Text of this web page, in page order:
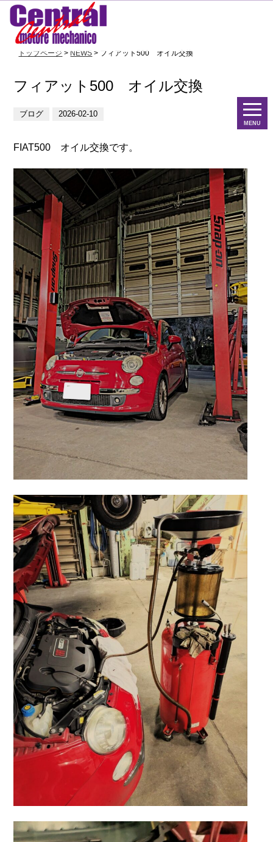
MENU
トップページ > NEWS > フィアット500 オイル交換
フィアット500 オイル交換
ブログ 2026-02-10
FIAT500 オイル交換です。